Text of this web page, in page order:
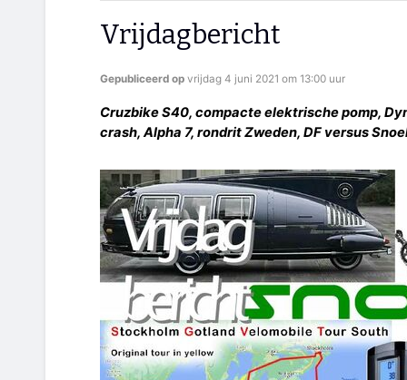
Vrijdagbericht
Gepubliceerd op vrijdag 4 juni 2021 om 13:00 uur
Cruzbike S40, compacte elektrische pomp,
crash, Alpha 7, rondrit Zweden, DF versus